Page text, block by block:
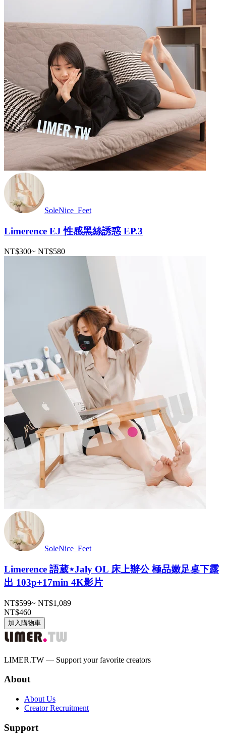
SoleNice_Feet
Limerence EJ 性感黑絲誘惑 EP.3
NT$300~ NT$580
SoleNice_Feet
Limerence 語葳⋆Jaly OL 床上辦公 極品嫩足桌下露
出 103p+17min 4K影片
NT$599~ NT$1,089
NT$460
加入購物車
LIMER.TW — Support your favorite creators
About
About Us
Creator Recruitment
Support